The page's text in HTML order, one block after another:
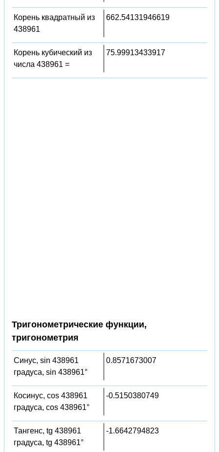
Корень квадратный из
438961
662.54131946619
Корень кубический из
числа 438961 =
75.99913433917
Тригонометрические функции,
тригонометрия
Синус, sin 438961
градуса, sin 438961°
0.8571673007
Косинус, cos 438961
градуса, cos 438961°
-0.5150380749
Тангенс, tg 438961
градуса, tg 438961°
-1.6642794823